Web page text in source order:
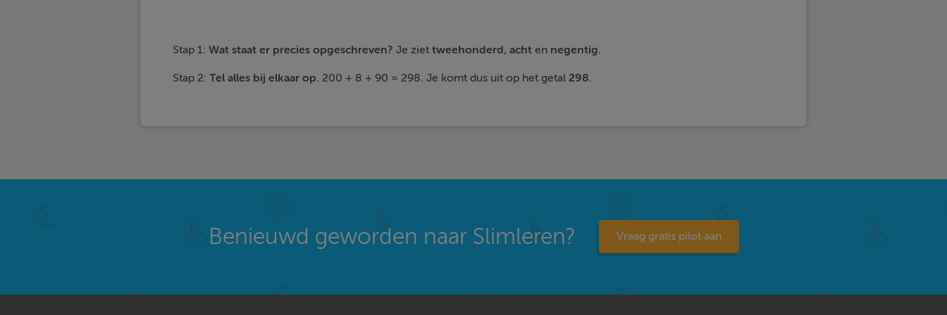
Stap 1: Wat staat er precies opgeschreven? Je ziet tweehonderd, acht ennegentig.
Stap 2: Tel alles bij elkaar op. 200 + 8 + 90 = 298. Je komt dus uit op het getal 298.
Benieuwd geworden naar Slimleren? Vraag gratis pilot aan